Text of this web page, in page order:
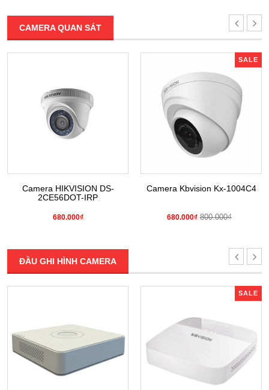
CAMERA QUAN SÁT
Camera HIKVISION DS-
2CE56DOT-IRP
680.000₫
SALE
Camera Kbvision Kx-1004C4
680.000₫ 800.000₫
ĐẦU GHI HÌNH CAMERA
SALE